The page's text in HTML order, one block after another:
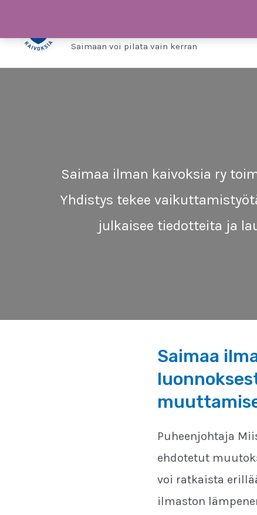
Saimaa ilman
Saimaan voi pilata vain kerran
Saimaa ilman kaivoksia ry
Yhdistys tekee
julkaisee tiedotteita ja
Saimaa
Puheenjohtaja
ehdotetut
voi ratkaista
ilmaston